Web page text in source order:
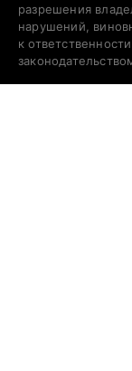
разрешения
нарушений,
к